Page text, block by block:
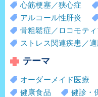
心筋梗塞／狭心症
アルコール性肝炎
骨粗鬆症／ロコモテ
ストレス関連疾患／
テーマ
オーダーメイド医療
健康食品
健診・